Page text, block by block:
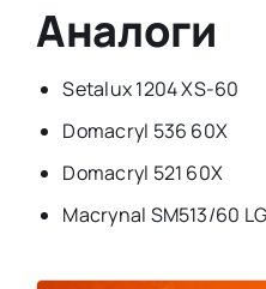
Аналоги
Setalux 1204 XS-60
Domacryl 536 60X
Domacryl 521 60X
Macrynal SM513/60 LG